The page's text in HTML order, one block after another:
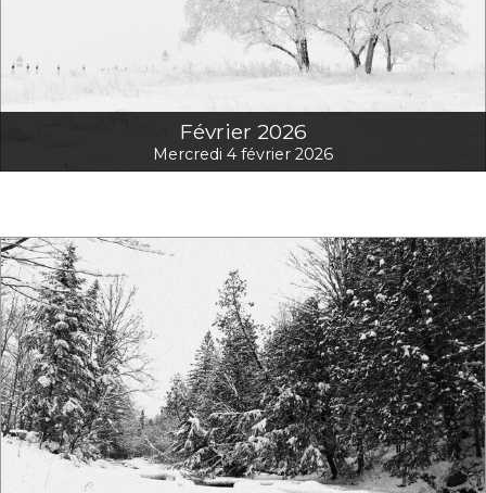
Février 2026
Mercredi 4 février 2026